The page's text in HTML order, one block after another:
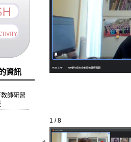
資訊
師研習
1 / 8